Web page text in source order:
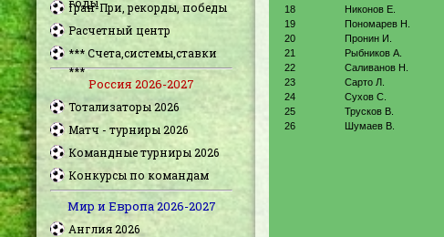
Гран-При, рекорды, победы
Расчетный центр
*** Счета,системы,ставки
***
Россия 2026-2027
Тотализаторы 2026
Матч - турниры 2026
Командные турниры 2026
Конкурсы по командам
Мир и Европа 2026-2027
Англия 2026